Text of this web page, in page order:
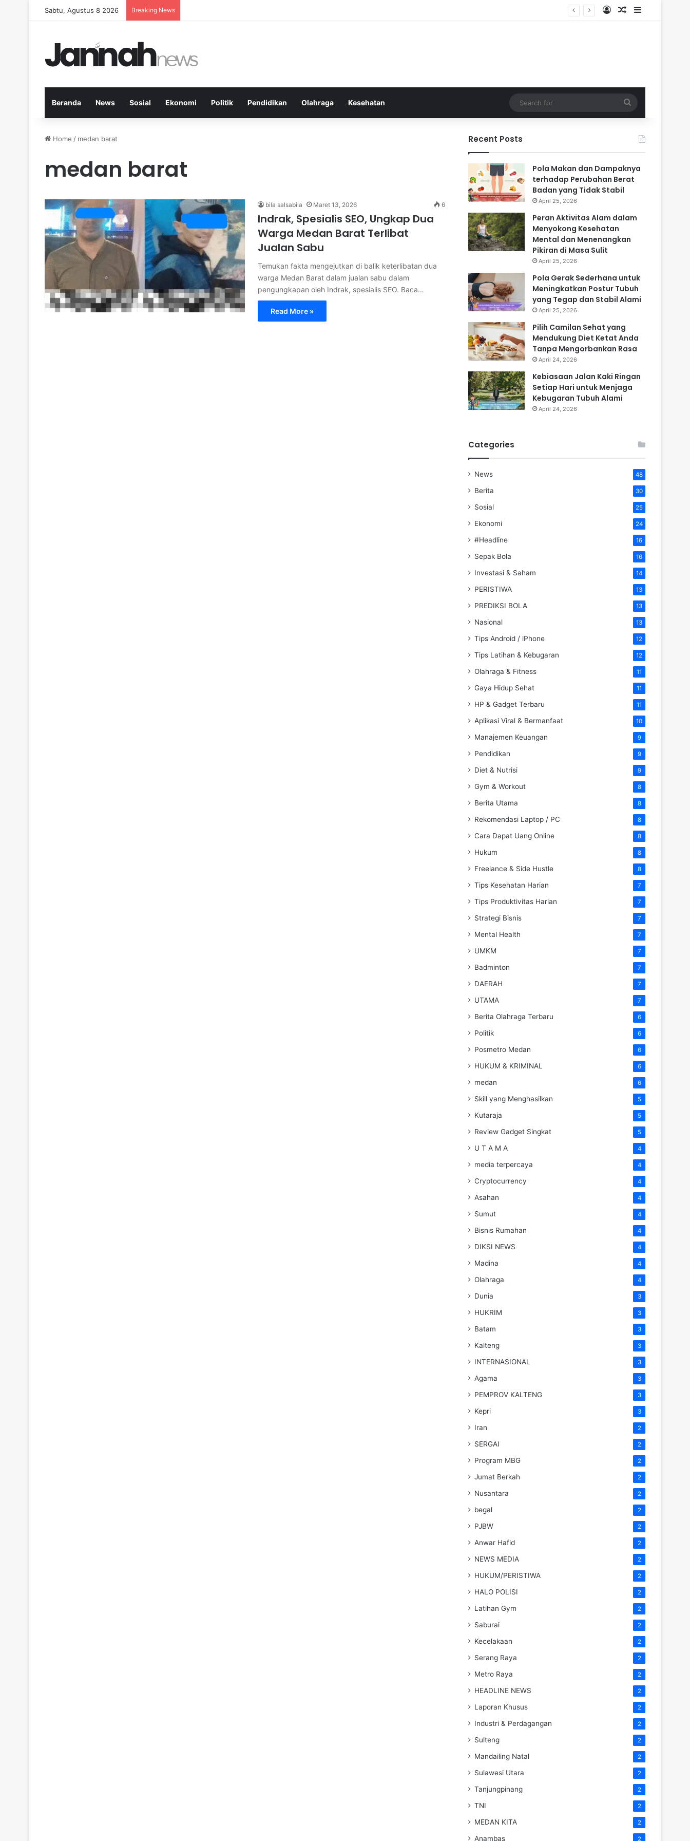
Sabtu, Agustus 8 2026 Breaking News Log InRandom Article
Sidebar
Beranda News Sosial Ekonomi Politik Pendidikan Olahraga Kesehatan
for
Home / medan barat
medan barat
bila salsabila Maret 13, 2026 6
Indrak, Spesialis SEO, Ungkap Dua
Warga Medan Barat Terlibat
Jualan Sabu
Temukan fakta mengejutkan di balik keterlibatan dua
warga Medan Barat dalam jualan sabu dalam
pengungkapan oleh Indrak, spesialis SEO. Baca…
Read More »
Recent Posts
Pola Makan dan Dampaknya
terhadap Perubahan Berat
Badan yang Tidak Stabil
April 25, 2026
Peran Aktivitas Alam dalam
Menyokong Kesehatan
Mental dan Menenangkan
Pikiran di Masa Sulit
April 25, 2026
Pola Gerak Sederhana untuk
Meningkatkan Postur Tubuh
yang Tegap dan Stabil Alami
April 25, 2026
Pilih Camilan Sehat yang
Mendukung Diet Ketat Anda
Tanpa Mengorbankan Rasa
April 24, 2026
Kebiasaan Jalan Kaki Ringan
Setiap Hari untuk Menjaga
Kebugaran Tubuh Alami
April 24, 2026
Categories
News 48
Berita 30
Sosial 25
Ekonomi 24
#Headline 16
Sepak Bola 16
Investasi & Saham 14
PERISTIWA 13
PREDIKSI BOLA 13
Nasional 13
Tips Android / iPhone 12
Tips Latihan & Kebugaran 12
Olahraga & Fitness 11
Gaya Hidup Sehat 11
HP & Gadget Terbaru 11
Aplikasi Viral & Bermanfaat 10
Manajemen Keuangan 9
Pendidikan 9
Diet & Nutrisi 9
Gym & Workout 8
Berita Utama 8
Rekomendasi Laptop / PC 8
Cara Dapat Uang Online 8
Hukum 8
Freelance & Side Hustle 8
Tips Kesehatan Harian 7
Tips Produktivitas Harian 7
Strategi Bisnis 7
Mental Health 7
UMKM 7
Badminton 7
DAERAH 7
UTAMA 7
Berita Olahraga Terbaru 6
Politik 6
Posmetro Medan 6
HUKUM & KRIMINAL 6
medan 6
Skill yang Menghasilkan 5
Kutaraja 5
Review Gadget Singkat 5
U T A M A 4
media terpercaya 4
Cryptocurrency 4
Asahan 4
Sumut 4
Bisnis Rumahan 4
DIKSI NEWS 4
Madina 4
Olahraga 4
Dunia 3
HUKRIM 3
Batam 3
Kalteng 3
INTERNASIONAL 3
Agama 3
PEMPROV KALTENG 3
Kepri 3
Iran 2
SERGAI 2
Program MBG 2
Jumat Berkah 2
Nusantara 2
begal 2
PJBW 2
Anwar Hafid 2
NEWS MEDIA 2
HUKUM/PERISTIWA 2
HALO POLISI 2
Latihan Gym 2
Saburai 2
Kecelakaan 2
Serang Raya 2
Metro Raya 2
HEADLINE NEWS 2
Laporan Khusus 2
Industri & Perdagangan 2
Sulteng 2
Mandailing Natal 2
Sulawesi Utara 2
Tanjungpinang 2
TNI 2
MEDAN KITA 2
Anambas 2